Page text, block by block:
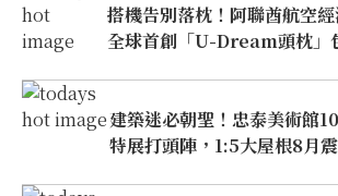
搭機告別落枕！阿聯酋航空經
全球首創「U-Dream頭枕」
建築迷必朝聖！忠泰美術館
特展打頭陣，1:5大屋根8月